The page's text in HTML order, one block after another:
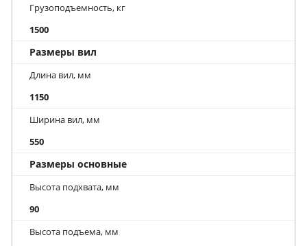
Грузоподъемность, кг
1500
Размеры вил
Длина вил, мм
1150
Ширина вил, мм
550
Размеры основные
Высота подхвата, мм
90
Высота подъема, мм